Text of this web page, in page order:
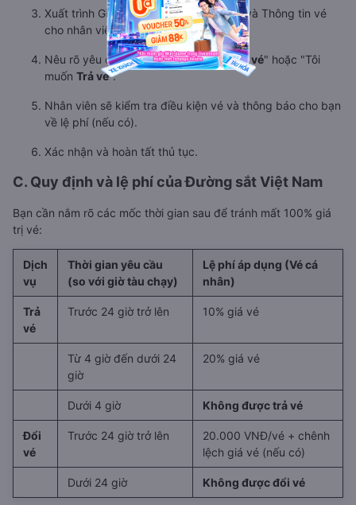
Xuất trình Giấy tờ tùy thân (bản chính) và Thông tin vé
cho nhân viên đường sắt.
Nêu rõ yêu cầu của bạn: "Tôi muốnĐổi vé" hoặc "Tôi
muốn Trả vé".
Nhân viên sẽ kiểm tra điều kiện vé và thông báo cho bạn
về lệ phí (nếu có).
Xác nhận và hoàn tất thủ tục.
C. Quy định và lệ phí của Đường sắt Việt Nam
Bạn cần nắm rõ các mốc thời gian sau để tránh mất 100% giá
trị vé:
Dịch
vụ
Thời gian yêu cầu
(so với giờ tàu chạy)
Lệ phí áp dụng (Vé cá
nhân)
Trả
vé
Trước 24 giờ trở lên 10% giá vé
Từ 4 giờ đến dưới 24
giờ
20% giá vé
Dưới 4 giờ Không được trả vé
Đổi
vé
Trước 24 giờ trở lên
20.000 VNĐ/vé + chênh
lệch giá vé (nếu có)
Dưới 24 giờ Không được đổi vé